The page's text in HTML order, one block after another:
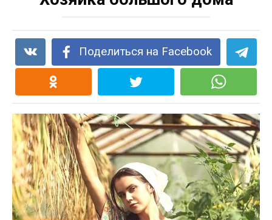
Поделиться на Facebook